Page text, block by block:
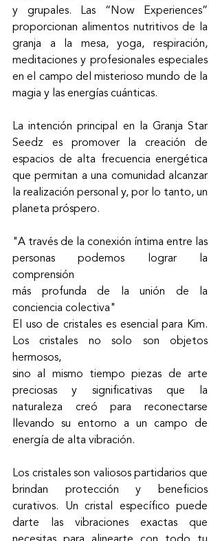
y grupales. Las “Now Experiences”
proporcionan alimentos nutritivos de la
granja a la mesa, yoga, respiración,
meditaciones y profesionales especiales
en el campo del misterioso mundo de la
magia y las energías cuánticas.
La intención principal en la Granja Star
Seedz es promover la creación de
espacios de alta frecuencia energética
que permitan a una comunidad alcanzar
la realización personal y, por lo tanto, un
planeta próspero.
"A través de la conexión íntima entre las
personas podemos lograr la
comprensión
más profunda de la unión de la
conciencia colectiva"
El uso de cristales es esencial para Kim.
Los cristales no solo son objetos
hermosos,
sino al mismo tiempo piezas de arte
preciosas y significativas que la
naturaleza creó para reconectarse
llevando su entorno a un campo de
energía de alta vibración.
Los cristales son valiosos partidarios que
brindan protección y beneficios
curativos. Un cristal específico puede
darte las vibraciones exactas que